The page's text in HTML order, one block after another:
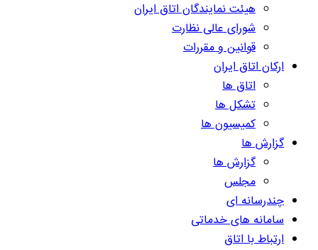
هیئت نمایندگان اتاق ایران
شورای عالی نظارت
قوانین و مقررات
ارکان اتاق ایران
اتاق ها
تشکل ها
کمیسیون ها
گزارش ها
گزارش ها
مجلس
چندرسانه ای
سامانه های خدماتی
ارتباط با اتاق